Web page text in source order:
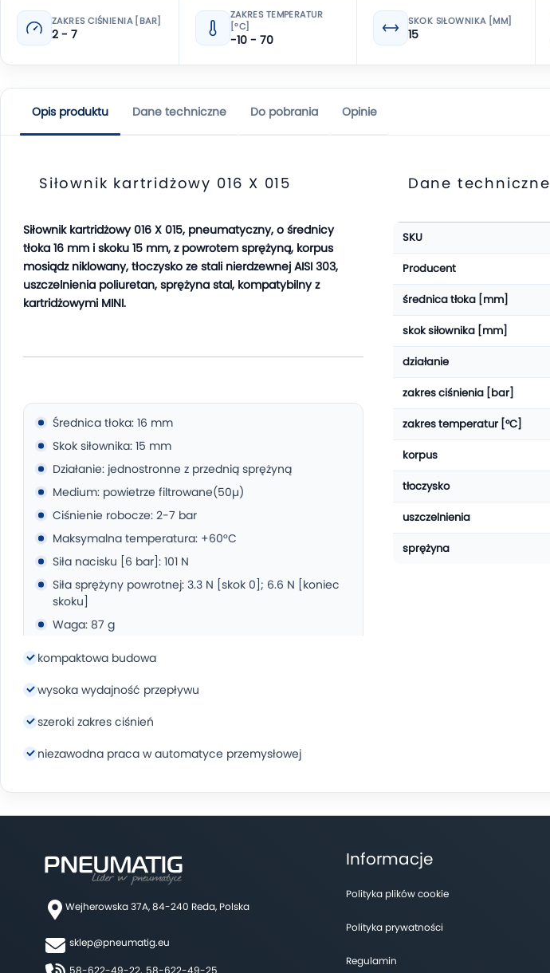
ZAKRES CIŚNIENIA [BAR]
2 - 7
ZAKRES TEMPERATUR
[°C]
-10 - 70
SKOK SIŁOWNIKA [MM]
15
Opis produktu Dane techniczne Do pobrania Opinie
Siłownik kartridżowy 016 X 015
Siłownik kartridżowy 016 X 015, pneumatyczny, o średnicy
tłoka 16 mm i skoku 15 mm, z powrotem sprężyną, korpus
mosiądz niklowany, tłoczysko ze stali nierdzewnej AISI 303,
uszczelnienia poliuretan, sprężyna stal, kompatybilny z
kartridżowymi MINI.
Średnica tłoka: 16 mm
Skok siłownika: 15 mm
Działanie: jednostronne z przednią sprężyną
Medium: powietrze filtrowane(50µ)
Ciśnienie robocze: 2-7 bar
Maksymalna temperatura: +60°C
Siła nacisku [6 bar]: 101 N
Siła sprężyny powrotnej: 3.3 N [skok 0]; 6.6 N [koniec
skoku]
Waga: 87 g
kompaktowa budowa
wysoka wydajność przepływu
szeroki zakres ciśnień
niezawodna praca w automatyce przemysłowej
Dane techniczne
Więcej
informacji
SKU
Producent
średnica tłoka [mm]
skok siłownika [mm]
działanie
zakres ciśnienia [bar]
zakres temperatur [°C]
korpus
tłoczysko
uszczelnienia
sprężyna
Wejherowska 37A, 84-240 Reda, Polska
sklep@pneumatig.eu
58-622-49-22, 58-622-49-25
Informacje
Polityka plików cookie
Polityka prywatności
Regulamin